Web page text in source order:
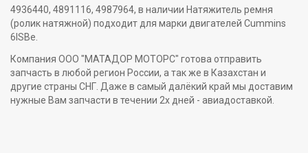
4936440, 4891116, 4987964, в наличии Натяжитель ремня
(ролик натяжной) подходит для марки двигателей Cummins
6ISBe.
Компания ООО "МАТАДОР МОТОРС" готова отправить
запчасть в любой регион России, а так же в Казахстан и
другие страны СНГ. Даже в самый далёкий край мы доставим
нужные Вам запчасти в течении 2х дней - авиадоставкой.